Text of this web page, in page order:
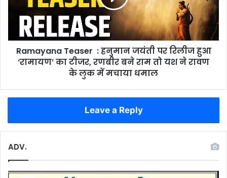
रिलीज
‘रामायण’
टीजर,
राम
ने
के
Ramayana Teaser : हनुमान जयंती पर रिलीज हुआ
‘रामायण’ का टीजर, रणबीर बने राम तो यश ने रावण
के लुक में मचाया धमाल
Leave a Reply
ADV.